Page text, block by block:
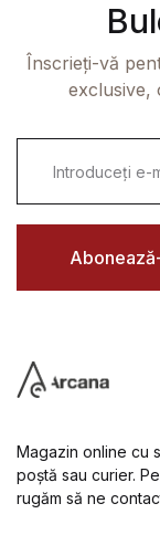
Înscrieți-vă
exclusive,
i
l
Magazin online cu
poștă sau curier.
rugăm să ne